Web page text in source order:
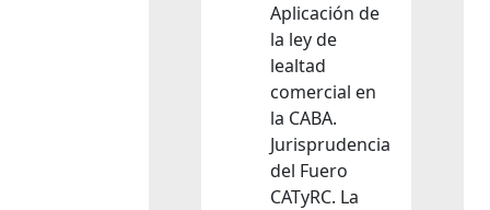
Aplicación de
la ley de
lealtad
comercial en
la CABA.
Jurisprudencia
del Fuero
CATyRC. La